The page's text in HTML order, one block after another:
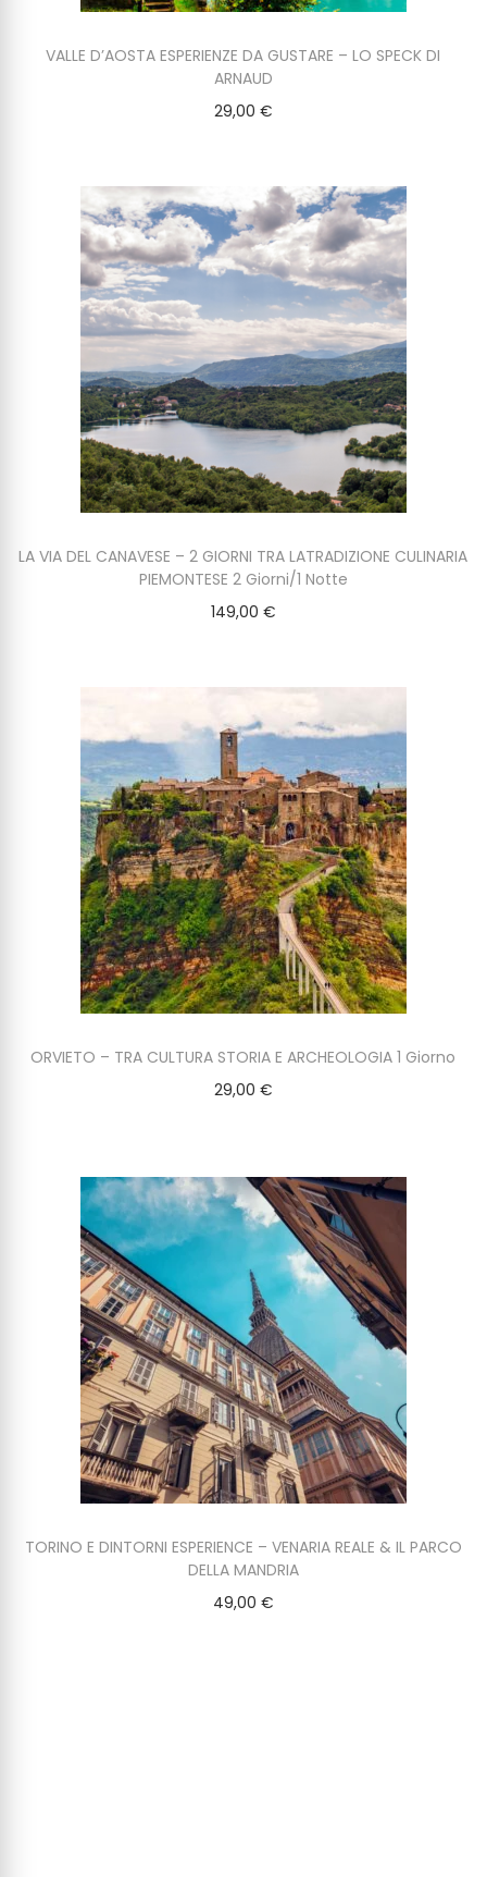
VALLE D’AOSTA ESPERIENZE DA GUSTARE – LO SPECK DI
ARNAUD
29,00 €
LA VIA DEL CANAVESE – 2 GIORNI TRA LATRADIZIONE CULINARIA
PIEMONTESE 2 Giorni/1 Notte
149,00 €
ORVIETO – TRA CULTURA STORIA E ARCHEOLOGIA 1 Giorno
29,00 €
TORINO E DINTORNI ESPERIENCE – VENARIA REALE & IL PARCO
DELLA MANDRIA
49,00 €